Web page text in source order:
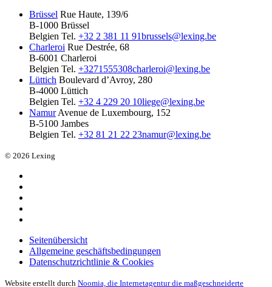
Brüssel Rue Haute, 139/6
B-1000 Brüssel
Belgien Tel. +32 2 381 11 91brussels@lexing.be
Charleroi Rue Destrée, 68
B-6001 Charleroi
Belgien Tel. +3271555308charleroi@lexing.be
Lüttich Boulevard d’Avroy, 280
B-4000 Lüttich
Belgien Tel. +32 4 229 20 10liege@lexing.be
Namur Avenue de Luxembourg, 152
B-5100 Jambes
Belgien Tel. +32 81 21 22 23namur@lexing.be
© 2026 Lexing
Seitenübersicht
Allgemeine geschäftsbedingungen
Datenschutzrichtlinie & Cookies
Website erstellt durch Noomia, die Internetagentur die maßgeschneiderte